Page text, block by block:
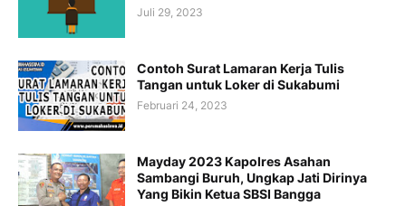
Juli 29, 2023
Contoh Surat Lamaran Kerja Tulis
Tangan untuk Loker di Sukabumi
Februari 24, 2023
Mayday 2023 Kapolres Asahan
Sambangi Buruh, Ungkap Jati Dirinya
Yang Bikin Ketua SBSI Bangga